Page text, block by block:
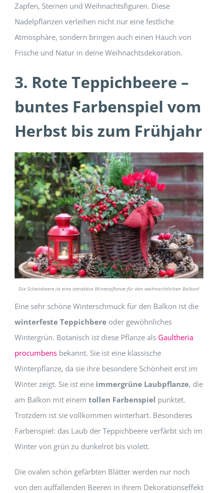
Zapfen, Sternen und Weihnachtsfiguren. Diese
Nadelpflanzen verleihen nicht nur eine festliche
Atmosphäre, sondern bringen auch einen Hauch von
Frische und Natur in deine Weihnachtsdekoration.
3. Rote Teppichbeere –
buntes Farbenspiel vom
Herbst bis zum Frühjahr
Die Scheinbeere ist eine attraktive Winterpflanze für den weihnachtlichen Balkon!
Eine sehr schöne Winterschmuck für den Balkon ist die
winterfeste Teppichbereoder gewöhnliches
Wintergrün. Botanisch ist diese Pflanze als Gaultheria
procumbensbekannt. Sie ist eine klassische
Winterpflanze, da sie ihre besondere Schönheit erst im
Winter zeigt. Sie ist eine immergrüne Laubpflanze, die
am Balkon mit einem tollen Farbenspiel punktet.
Trotzdem ist sie vollkommen winterhart. Besonderes
Farbenspiel: das Laub der Teppichbeere verfärbt sich im
Winter von grün zu dunkelrot bis violett.
Die ovalen schön gefärbten Blätter werden nur noch
von den auffallenden Beeren in ihrem Dekorationseffekt